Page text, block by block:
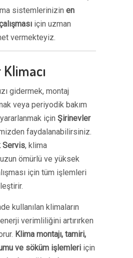
sistemlerinizin en
için uzman
vermekteyiz.
gidermek, montaj
veya periyodik bakım
için Şirinevler
faydalanabilirsiniz.
Servis, klima
ömürlü ve yüksek
için tüm işlemleri
kullanılan klimaların
verimliliğini artırırken
Klima montajı, tamiri,
ve söküm işlemleri için